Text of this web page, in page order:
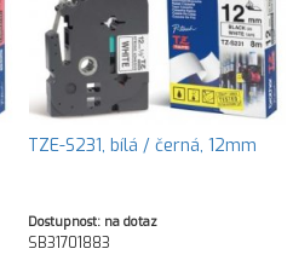
TZE-S231, bílá / černá, 12mm
Dostupnost: na dotaz
SB31701883